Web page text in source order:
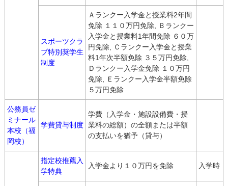
スポーツクラ
ブ特別奨学生
制度
Ａランクー入学金と授業料2年間
免除 １１０万円免除, Ｂランクー
入学金と授業料1年間免除 ６０万
円免除, Ｃランクー入学金と授業
料1年次半額免除 ３５万円免除,
Ｄランクー入学金免除 １０万円
免除, Ｅランクー入学金半額免除
５万円免除
公務員ゼ
ミナール
本校（福
岡校）
学費貸与制度
学費（入学金・施設設備費・授
業料の総額）の全額または半額
の支払いを猶予（貸与）
指定校推薦入
学特典
入学金より１０万円を免除 入学時